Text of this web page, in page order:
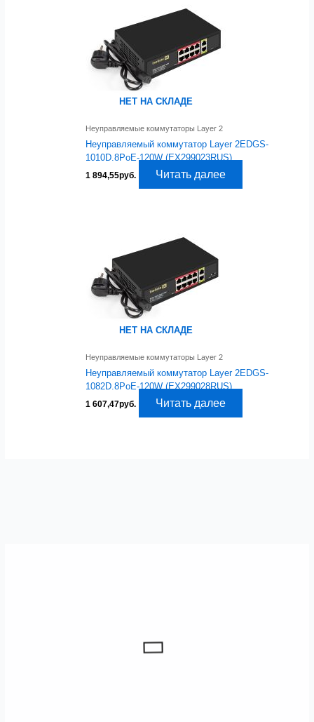
НЕТ НА СКЛАДЕ
Неуправляемые коммутаторы Layer 2
Неуправляемый коммутатор Layer 2EDGS-
1010D.8PoE-120W (EX299023RUS)
1 894,55руб. Читать далее
НЕТ НА СКЛАДЕ
Неуправляемые коммутаторы Layer 2
Неуправляемый коммутатор Layer 2EDGS-
1082D.8PoE-120W (EX299028RUS)
1 607,47руб. Читать далее